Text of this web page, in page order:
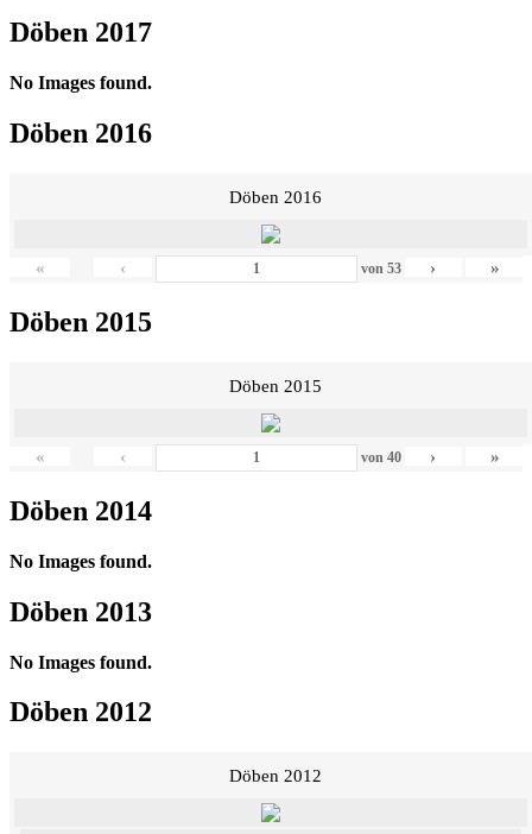
Döben 2017
No Images found.
Döben 2016
Döben 2016
« ‹ von 53 › »
Döben 2015
Döben 2015
« ‹ von 40 › »
Döben 2014
No Images found.
Döben 2013
No Images found.
Döben 2012
Döben 2012